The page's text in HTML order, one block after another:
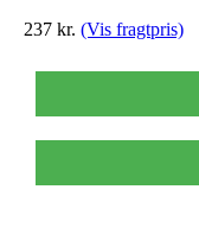
237 kr. (Vis fragtpris)